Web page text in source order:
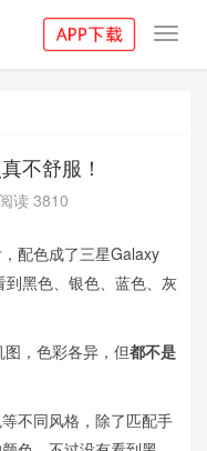
不舒服！
阅读 3810
配色成了三星Galaxy
黑色、银色、蓝色、灰
，色彩各异，但都不是
不同风格，除了匹配手